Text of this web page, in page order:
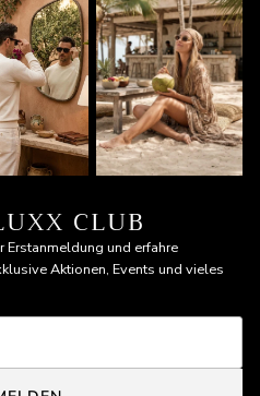
CLUB
Erstanmeldung und erfahre
Aktionen, Events und vieles